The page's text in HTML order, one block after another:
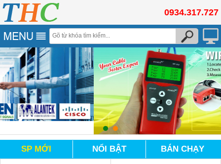
0934.317.727
SP MỚI NỔI BẬT BÁN CHẠY